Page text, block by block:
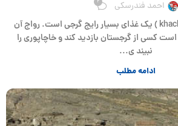
احمد فندرسکی 2
غذای خاچاپوری( khachapuri ) یک غذای بسیار رایج گرجی است. رواج آن
کسی از گرجستان بازدید کند و خاچاپوری را
نبیند ی...
ادامه مطلب